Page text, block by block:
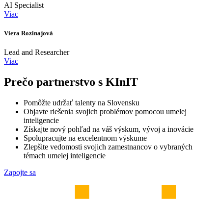
AI Specialist
Viac
Viera Rozinajová
Lead and Researcher
Viac
Prečo partnerstvo s KInIT
Pomôžte udržať talenty na Slovensku
Objavte riešenia svojich problémov pomocou umelej
inteligencie
Získajte nový pohľad na váš výskum, vývoj a inovácie
Spolupracujte na excelentnom výskume
Zlepšite vedomosti svojich zamestnancov o vybraných
témach umelej inteligencie
Zapojte sa